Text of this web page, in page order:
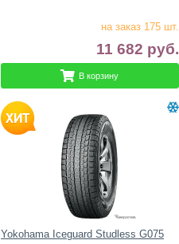
на заказ 175 шт.
11 682 руб.
В корзину
Yokohama Iceguard Studless G075